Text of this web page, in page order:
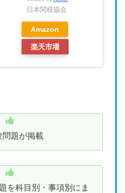
日本関税協会
Amazon
楽天市場
問題が掲載
を科目別・事項別にま